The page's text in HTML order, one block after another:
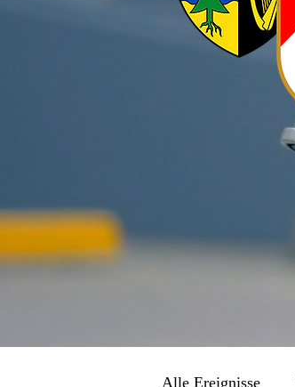
Alle Ereignisse